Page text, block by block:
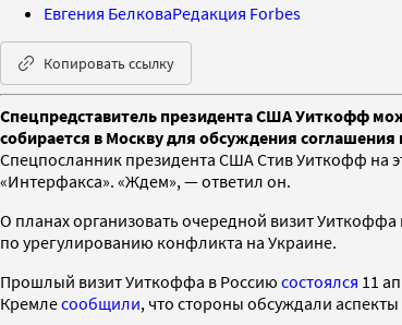
Евгения БелковаРедакция Forbes
Копировать ссылку
Спецпредставитель президента США Уиткофф
собирается в Москву для обсуждения
Спецпосланник президента США Стив Уиткофф на
«Интерфакса». «Ждем», — ответил он.
О планах организовать очередной визит Уиткоффа
по урегулированию конфликта на Украине.
Прошлый визит Уиткоффа в Россию состоялся 11
Кремлесообщили, что стороны обсуждали